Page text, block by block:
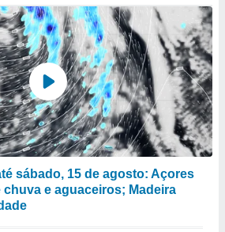
sábado, 15 de agosto: Açores
e aguaceiros; Madeira